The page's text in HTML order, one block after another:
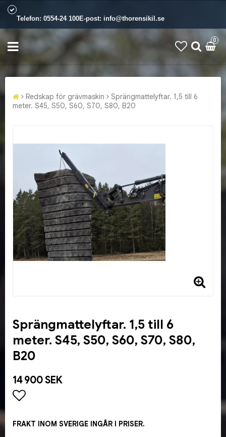
Telefon: 0554-24 100E-post: info@thorensikil.se
0
Redskap för grävmaskin
Sprängmattelyftar. 1,5 till 6
meter. S45, S50, S60, S70, S80, B20
Sprängmattelyftar. 1,5 till 6
meter. S45, S50, S60, S70, S80,
B20
14 900 SEK
FRAKT INOM SVERIGE INGÅR I PRISER.